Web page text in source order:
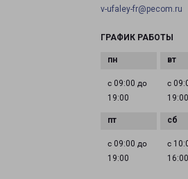
v-ufaley-fr@pecom.ru
ГРАФИК РАБОТЫ
с 09:00 до
19:00
с
19:00
с 09:00 до
19:00
с
16:00